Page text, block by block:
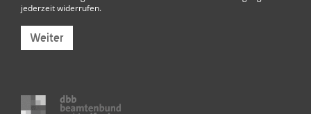
jederzeit widerrufen.
Weiter